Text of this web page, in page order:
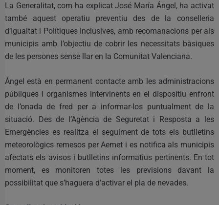
La Generalitat, com ha explicat José María Ángel, ha activat
també aquest operatiu preventiu des de la conselleria
d’Igualtat i Polítiques Inclusives, amb recomanacions per als
municipis amb l’objectiu de cobrir les necessitats bàsiques
de les persones sense llar en la Comunitat Valenciana.
Ángel està en permanent contacte amb les administracions
públiques i organismes intervinents en el dispositiu enfront
de l’onada de fred per a informar-los puntualment de la
situació. Des de l’Agència de Seguretat i Resposta a les
Emergències es realitza el seguiment de tots els butlletins
meteorològics remesos per Aemet i es notifica als municipis
afectats els avisos i butlletins informatius pertinents. En tot
moment, es monitoren totes les previsions davant la
possibilitat que s’haguera d’activar el pla de nevades.